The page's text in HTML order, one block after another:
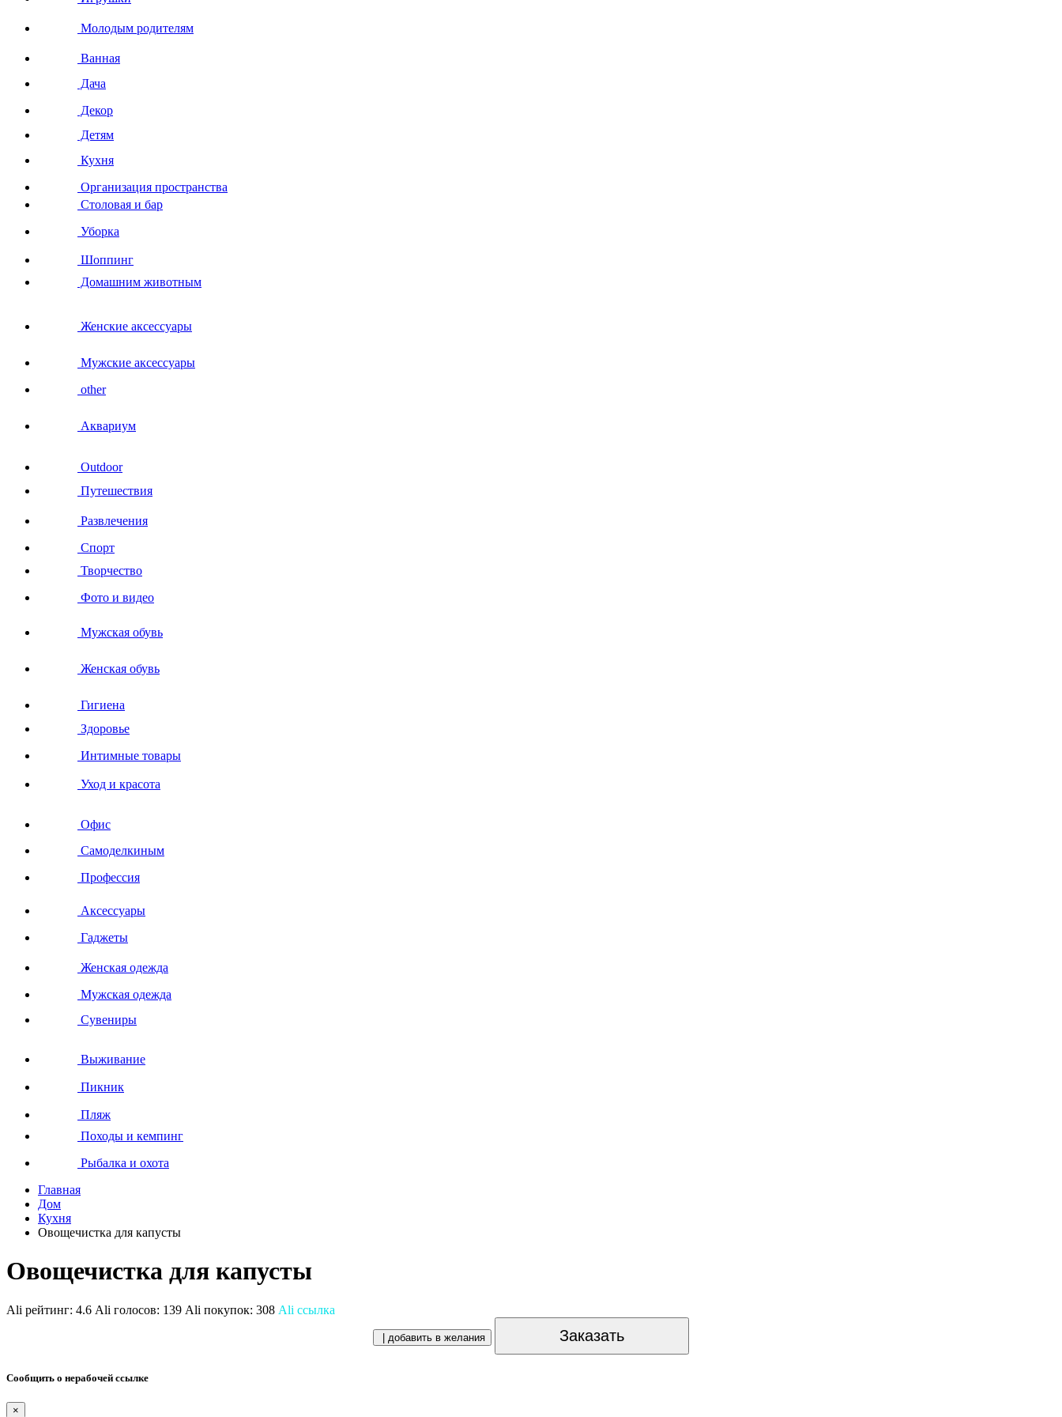
Молодым родителям
Ванная
Дача
Декор
Детям
Кухня
Организация пространства
Столовая и бар
Уборка
Шоппинг
Домашним животным
Женские аксессуары
Мужские аксессуары
other
Аквариум
Outdoor
Путешествия
Развлечения
Спорт
Творчество
Фото и видео
Мужская обувь
Женская обувь
Гигиена
Здоровье
Интимные товары
Уход и красота
Офис
Самоделкиным
Профессия
Аксессуары
Гаджеты
Женская одежда
Мужская одежда
Сувениры
Выживание
Пикник
Пляж
Походы и кемпинг
Рыбалка и охота
Главная
Дом
Кухня
Овощечистка для капусты
Овощечистка для капусты
Ali рейтинг: 4.6 Ali голосов: 139 Ali покупок: 308 Ali ссылка
| добавить в желания Заказать
Сообщить о нерабочей ссылке
×